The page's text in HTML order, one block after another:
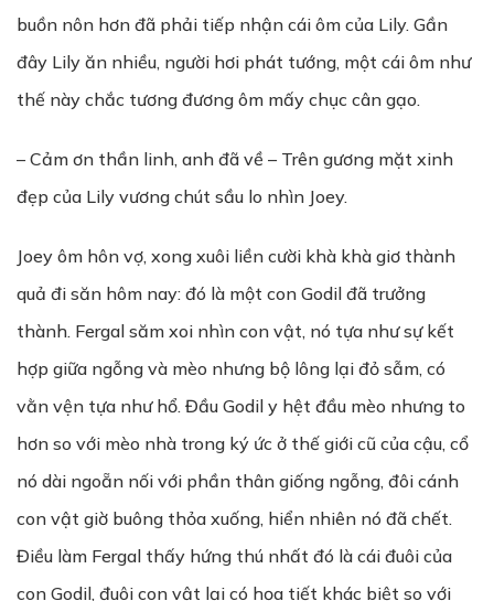
buồn nôn hơn đã phải tiếp nhận cái ôm của Lily. Gần
đây Lily ăn nhiều, người hơi phát tướng, một cái ôm như
thế này chắc tương đương ôm mấy chục cân gạo.
– Cảm ơn thần linh, anh đã về – Trên gương mặt xinh
đẹp của Lily vương chút sầu lo nhìn Joey.
Joey ôm hôn vợ, xong xuôi liền cười khà khà giơ thành
quả đi săn hôm nay: đó là một con Godil đã trưởng
thành. Fergal săm xoi nhìn con vật, nó tựa như sự kết
hợp giữa ngỗng và mèo nhưng bộ lông lại đỏ sẫm, có
vằn vện tựa như hổ. Đầu Godil y hệt đầu mèo nhưng to
hơn so với mèo nhà trong ký ức ở thế giới cũ của cậu, cổ
nó dài ngoẵn nối với phần thân giống ngỗng, đôi cánh
con vật giờ buông thỏa xuống, hiển nhiên nó đã chết.
Điều làm Fergal thấy hứng thú nhất đó là cái đuôi của
con Godil, đuôi con vật lại có họa tiết khác biệt so với